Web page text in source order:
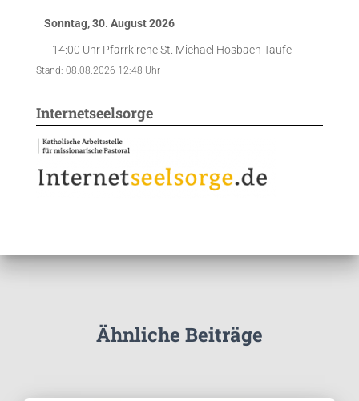
Sonntag, 30. August 2026
14:00 Uhr Pfarrkirche St. Michael Hösbach Taufe
Stand: 08.08.2026 12:48 Uhr
Internetseelsorge
Ähnliche Beiträge